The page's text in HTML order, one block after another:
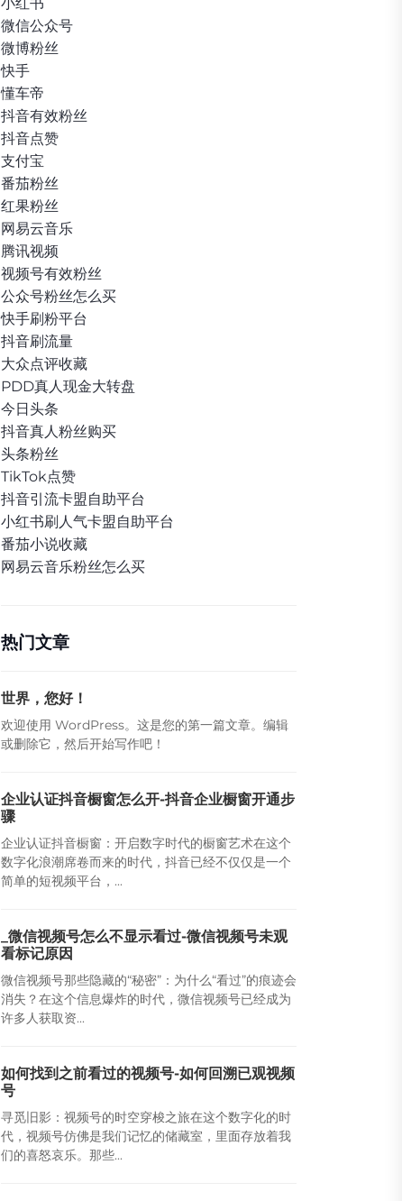
微信公众号
微博粉丝
快手
懂车帝
抖音有效粉丝
抖音点赞
支付宝
番茄粉丝
红果粉丝
网易云音乐
腾讯视频
视频号有效粉丝
公众号粉丝怎么买
快手刷粉平台
抖音刷流量
大众点评收藏
PDD真人现金大转盘
今日头条
抖音真人粉丝购买
头条粉丝
TikTok点赞
抖音引流卡盟自助平台
小红书刷人气卡盟自助平台
番茄小说收藏
网易云音乐粉丝怎么买
热门文章
世界，您好！
欢迎使用 WordPress。这是您的第一篇文章。编辑
或删除它，然后开始写作吧！
企业认证抖音橱窗怎么开-抖音企业橱窗开通步
骤
企业认证抖音橱窗：开启数字时代的橱窗艺术在这个
数字化浪潮席卷而来的时代，抖音已经不仅仅是一个
简单的短视频平台，...
_微信视频号怎么不显示看过-微信视频号未观
看标记原因
微信视频号那些隐藏的“秘密”：为什么“看过”的痕迹会
消失？在这个信息爆炸的时代，微信视频号已经成为
许多人获取资...
如何找到之前看过的视频号-如何回溯已观视频
号
寻觅旧影：视频号的时空穿梭之旅在这个数字化的时
代，视频号仿佛是我们记忆的储藏室，里面存放着我
们的喜怒哀乐。那些...